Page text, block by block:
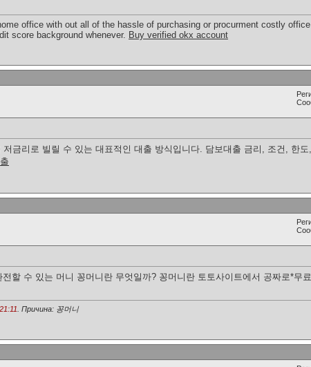
office with out all of the hassle of purchasing or procurment costly
score background whenever. Buy verified okx account
금리로 빌릴 수 있는 대표적인 대출 방식입니다. 담보대출 금리, 조건, 한
할 수 있는 머니 꽁머니란 무엇일까? 꽁머니란 토토사이트에서 공짜로*무
21:11 . Причина: 꽁머니